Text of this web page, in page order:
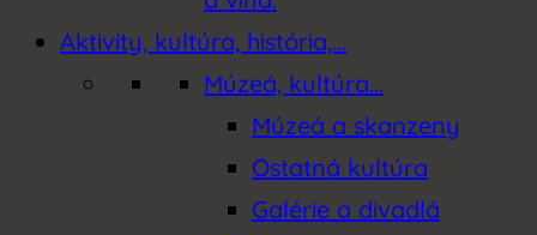
Aktivity, kultúra, história,…
Múzeá, kultúra…
Múzeá a skanzeny
Ostatná kultúra
Galérie a divadlá